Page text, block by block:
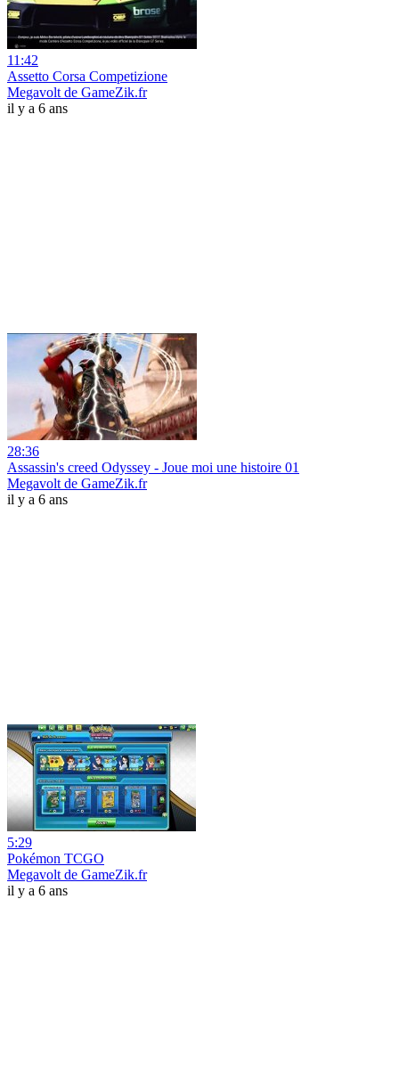
11:42
Assetto Corsa Competizione
Megavolt de GameZik.fr
il y a 6 ans
28:36
Assassin's creed Odyssey - Joue moi une histoire 01
Megavolt de GameZik.fr
il y a 6 ans
5:29
Pokémon TCGO
Megavolt de GameZik.fr
il y a 6 ans